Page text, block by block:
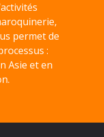
permet de
:
Asie et en